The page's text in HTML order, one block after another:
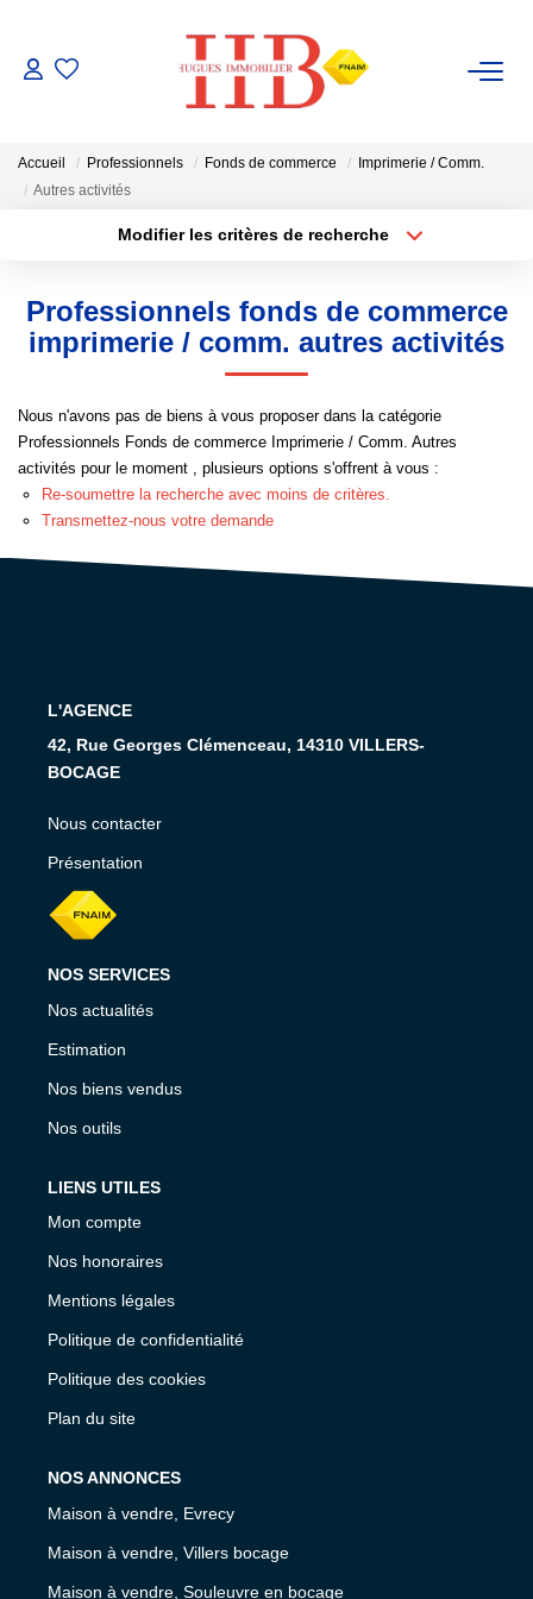
ESTIMATION
NOTRE AGENCE
Notre Équipe
Accueil Professionnels Fonds de commerce
Imprimerie / Comm.
Autres activités
Modifier les critères de recherche
Sélectionnez...
Type de bien
Surface min
Créer une alerte
Professionnels fonds de commerce
imprimerie / comm. autres activités
Nous n'avons pas de biens à vous proposer dans la catégorie
Professionnels Fonds de commerce Imprimerie / Comm. Autres
activités pour le moment , plusieurs options s'offrent à vous :
Re-soumettre la recherche avec moins de critères.
Transmettez-nous votre demande
L'AGENCE
42, Rue Georges Clémenceau, 14310 VILLERS-
BOCAGE
Nous contacter
Présentation
NOS SERVICES
Nos actualités
Estimation
Nos biens vendus
Nos outils
LIENS UTILES
Mon compte
Nos honoraires
Mentions légales
Politique de confidentialité
Politique des cookies
Plan du site
NOS ANNONCES
Maison à vendre, Evrecy
Maison à vendre, Villers bocage
Maison à vendre, Souleuvre en bocage